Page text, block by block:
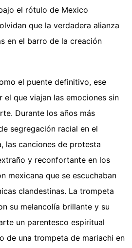
el rótulo de Mexico
que la verdadera alianza
en el barro de la creación
el puente definitivo, ese
el que viajan las emociones sin
Durante los años más
segregación racial en el
las canciones de protesta
y reconfortante en los
mexicana que se escuchaban
clandestinas. La trompeta
su melancolía brillante y su
un parentesco espiritual
de una trompeta de mariachi en